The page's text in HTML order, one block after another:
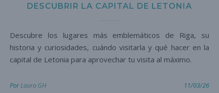
DESCUBRIR LA CAPITAL DE LETONIA
Descubre los lugares más emblemáticos de Riga, su
historia y curiosidades, cuándo visitarla y qué hacer en la
capital de Letonia para aprovechar tu visita al máximo.
PorLaura GH 11/03/26